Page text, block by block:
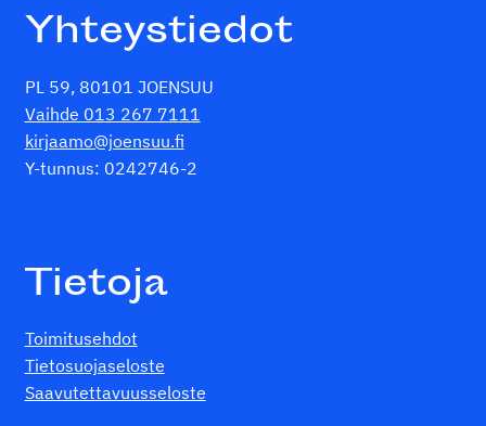
Yhteystiedot
PL 59, 80101 JOENSUU
Vaihde 013 267 7111
kirjaamo@joensuu.fi
Y-tunnus: 0242746-2
Tietoja
Toimitusehdot
Tietosuojaseloste
Saavutettavuusseloste